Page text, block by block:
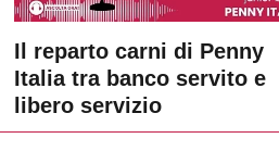
Il reparto carni di Penny
Italia tra banco servito e
libero servizio